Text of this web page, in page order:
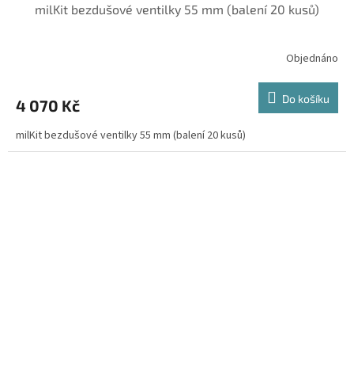
milKit bezdušové ventilky 55 mm (balení 20 kusů)
Objednáno
4 070 Kč Do košíku
milKit bezdušové ventilky 55 mm (balení 20 kusů)